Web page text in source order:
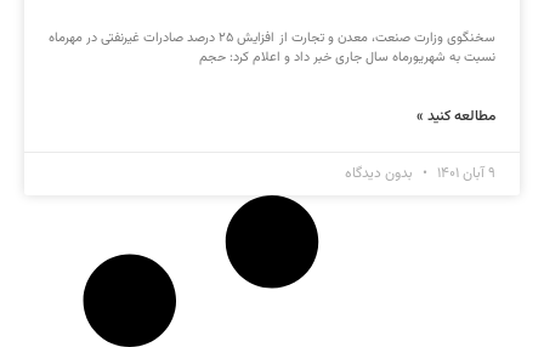
سخنگوی وزارت صنعت، معدن و تجارت از افزایش ۲۵ درصد صادرات غیرنفتی در مهرماه
نسبت به شهریورماه سال جاری خبر داد و اعلام کرد: حجم
مطالعه کنید »
۹ آبان ۱۴۰۱ بدون دیدگاه